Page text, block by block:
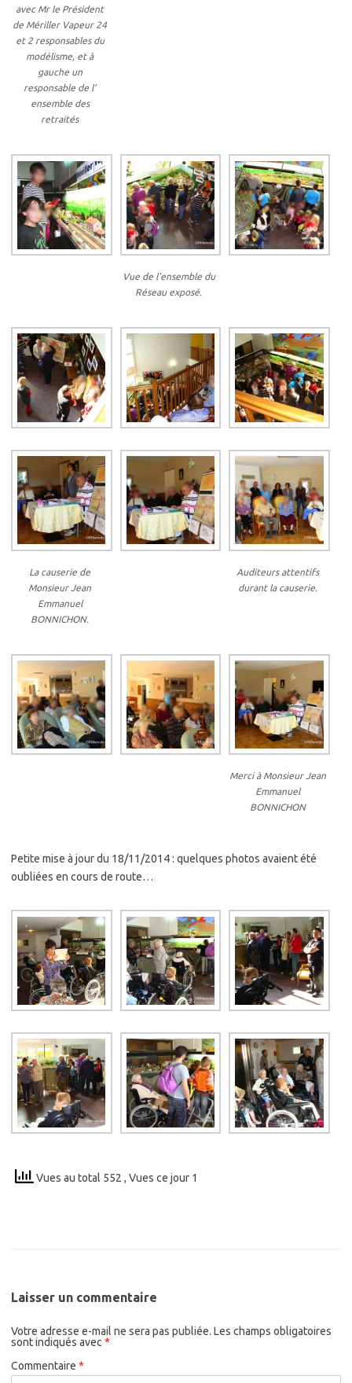
avec Mr le Président
de Mériller Vapeur 24
et 2 responsables du
modélisme, et à
gauche un
responsable de l’
ensemble des
retraités
Vue de l’ensemble du
Réseau exposé.
La causerie de
Monsieur Jean
Emmanuel
BONNICHON.
Auditeurs attentifs
durant la causerie.
Merci à Monsieur Jean
Emmanuel
BONNICHON
Petite mise à jour du 18/11/2014 : quelques photos avaient été
oubliées en cours de route…
Vues au total 552 , Vues ce jour 1
Laisser un commentaire
Votre adresse e-mail ne sera pas publiée. Les champs obligatoires
sont indiqués avec *
Commentaire *